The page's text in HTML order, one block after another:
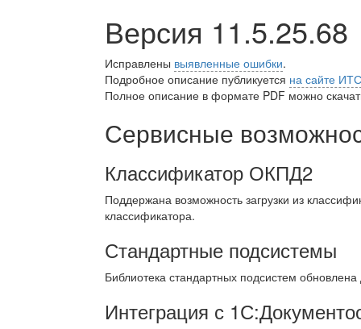
Версия 11.5.25.68
Исправлены выявленные ошибки.
Подробное описание публикуется на сайте ИТС
Полное описание в формате PDF можно
Сервисные
Классификатор ОКПД2
Поддержана возможность загрузки из
классификатора.
Стандартные подсистемы
Библиотека стандартных подсистем
Интеграция с